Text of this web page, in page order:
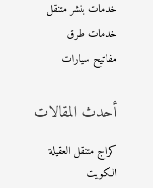
خدمات بنشر متنقل
خدمات طرق
مفاتيح سيارات
أحدث المقالات
كراج متنقل العقيلة
الكويت